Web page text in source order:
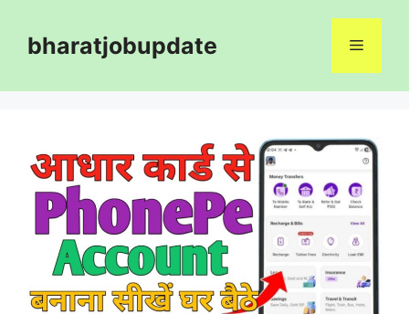
contentbharatjobupdate Menu